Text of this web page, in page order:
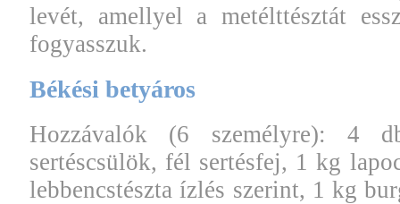
levét, amellyel a metélttésztát
fogyasszuk.
Békési betyáros
Hozzávalók (6 személyre): 4
sertéscsülök, fél sertésfej, 1 kg
lebbencstészta ízlés szerint, 1 kg